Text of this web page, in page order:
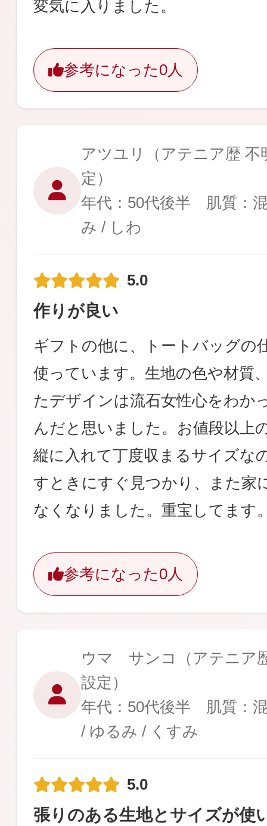
よくあるご質問
変気に入りました。
参考になった0人
アツユリ
（アテニア歴
定）
年代：50代後半 肌質：
み / しわ
5.0
作りが良い
ギフトの他に、トートバッグの
使っています。生地の色や材質
たデザインは流石女性心をわか
んだと思いました。お値段以上
縦に入れて丁度収まるサイズな
すときにすぐ見つかり、また家
なくなりました。重宝してます
参考になった0人
ウマ サンコ
（アテニア
設定）
年代：50代後半 肌質：
/ ゆるみ / くすみ
5.0
張りのある生地とサイズが使